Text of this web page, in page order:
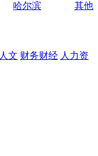
哈尔滨
其他
文 财务财经 人力资